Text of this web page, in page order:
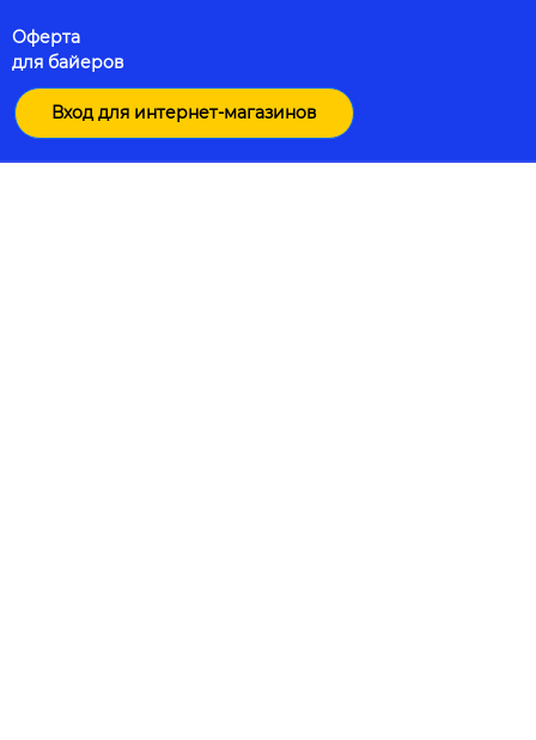
Оферта
для байеров
Вход для интернет-магазинов